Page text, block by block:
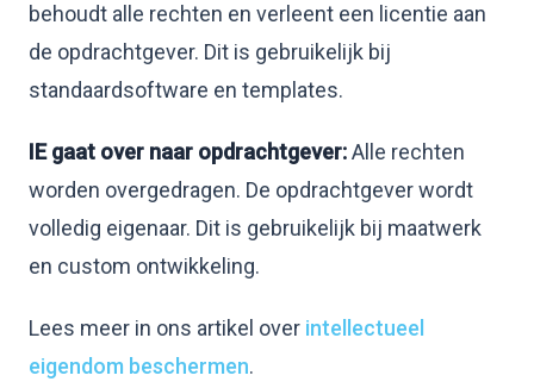
behoudt alle rechten en verleent een licentie aan
de opdrachtgever. Dit is gebruikelijk bij
standaardsoftware en templates.
IE gaat over naar opdrachtgever:Alle rechten
worden overgedragen. De opdrachtgever wordt
volledig eigenaar. Dit is gebruikelijk bij maatwerk
en custom ontwikkeling.
Lees meer in ons artikel over intellectueel
eigendom beschermen.